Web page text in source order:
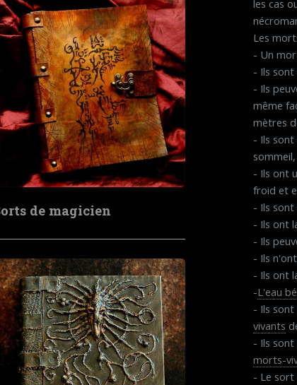
les cas
Les
- Un
- Ils sont
- Ils
même
mètres
- Ils
- Ils ont
froid et
- Ils
- Ils ont
- Ils
- Ils
- Ils ont
-L'eau
- Ils
vivants
- Ils
morts-
- Le sort
de magicien